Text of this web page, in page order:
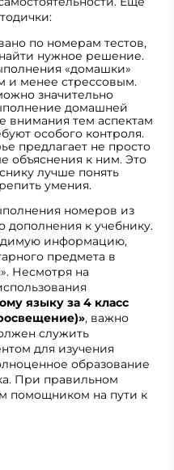
по номерам тестов,
нужное решение.
«домашки»
и менее стрессовым.
значительно
домашней
внимания тем аспектам
особого контроля.
предлагает не просто
объяснения к ним. Это
лучше понять
умения.
номеров из
дополнения к учебнику.
информацию,
предмета в
Несмотря на
языку за 4 класс
, важно
служить
для изучения
образование
При правильном
помощником на пути к